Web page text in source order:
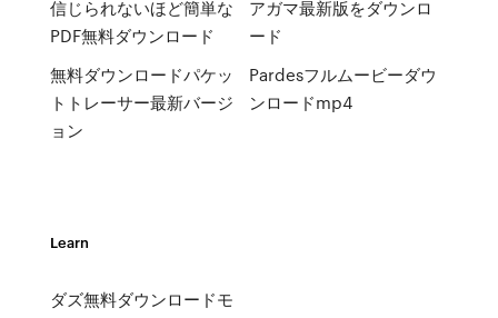
信じられないほど簡単な
PDF無料ダウンロード
無料ダウンロードパケッ
トトレーサー最新バージ
ョン
アガマ最新版をダウンロ
ード
Pardesフルムービーダウ
ンロードmp4
Learn
ダズ無料ダウンロードモ